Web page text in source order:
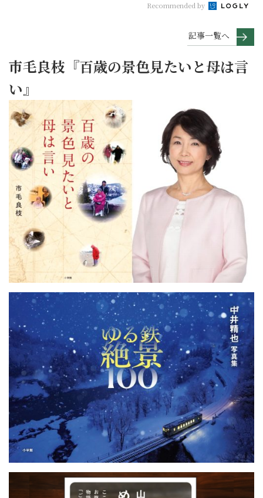
Recommended by
記事一覧へ
市毛良枝『百歳の景色見たいと母は言
い』